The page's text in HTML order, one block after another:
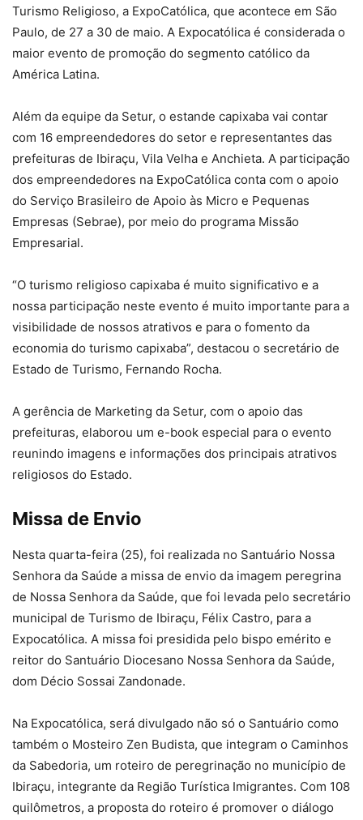
Turismo Religioso, a ExpoCatólica, que acontece em São
Paulo, de 27 a 30 de maio. A Expocatólica é considerada o
maior evento de promoção do segmento católico da
América Latina.
Além da equipe da Setur, o estande capixaba vai contar
com 16 empreendedores do setor e representantes das
prefeituras de Ibiraçu, Vila Velha e Anchieta. A participação
dos empreendedores na ExpoCatólica conta com o apoio
do Serviço Brasileiro de Apoio às Micro e Pequenas
Empresas (Sebrae), por meio do programa Missão
Empresarial.
“O turismo religioso capixaba é muito significativo e a
nossa participação neste evento é muito importante para a
visibilidade de nossos atrativos e para o fomento da
economia do turismo capixaba”, destacou o secretário de
Estado de Turismo, Fernando Rocha.
A gerência de Marketing da Setur, com o apoio das
prefeituras, elaborou um e-book especial para o evento
reunindo imagens e informações dos principais atrativos
religiosos do Estado.
Missa de Envio
Nesta quarta-feira (25), foi realizada no Santuário Nossa
Senhora da Saúde a missa de envio da imagem peregrina
de Nossa Senhora da Saúde, que foi levada pelo secretário
municipal de Turismo de Ibiraçu, Félix Castro, para a
Expocatólica. A missa foi presidida pelo bispo emérito e
reitor do Santuário Diocesano Nossa Senhora da Saúde,
dom Décio Sossai Zandonade.
Na Expocatólica, será divulgado não só o Santuário como
também o Mosteiro Zen Budista, que integram o Caminhos
da Sabedoria, um roteiro de peregrinação no município de
Ibiraçu, integrante da Região Turística Imigrantes. Com 108
quilômetros, a proposta do roteiro é promover o diálogo